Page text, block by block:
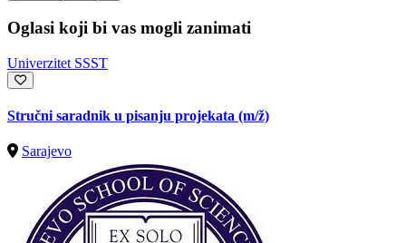
Oglasi koji bi vas mogli zanimati
Univerzitet SSST
Stručni saradnik u pisanju projekata (m/ž)
Sarajevo